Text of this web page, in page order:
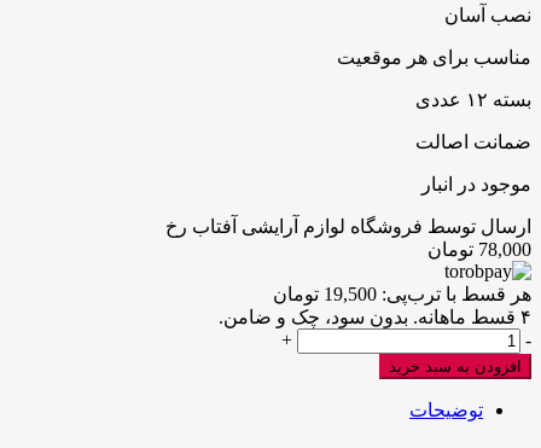
نصب آسان
مناسب برای هر موقعیت
بسته ۱۲ عددی
ضمانت اصالت
موجود در انبار
ارسال توسط فروشگاه لوازم آرایشی آفتاب رخ
78,000 تومان
هر قسط با ترب‌پی: 19,500 تومان
۴ قسط ماهانه. بدون سود، چک و ضامن.
ناخن
طرح
کیتی
کودک
-
+
افزودن به سبد خرید
توضیحات